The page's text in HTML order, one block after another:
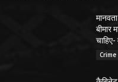
बीमार
Crime